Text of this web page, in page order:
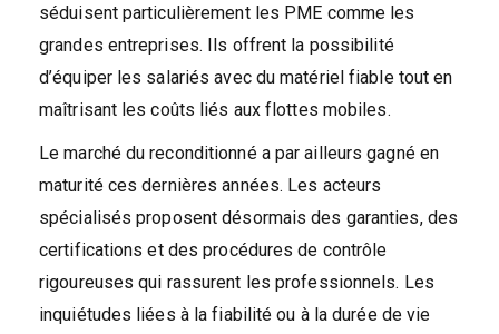
séduisent particulièrement les PME comme les
grandes entreprises. Ils offrent la possibilité
d’équiper les salariés avec du matériel fiable tout en
maîtrisant les coûts liés aux flottes mobiles.
Le marché du reconditionné a par ailleurs gagné en
maturité ces dernières années. Les acteurs
spécialisés proposent désormais des garanties, des
certifications et des procédures de contrôle
rigoureuses qui rassurent les professionnels. Les
inquiétudes liées à la fiabilité ou à la durée de vie